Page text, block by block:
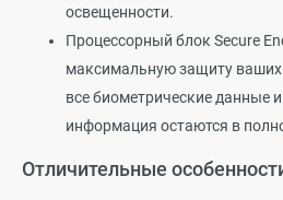
освещенности.
Процессорный блок Secure
максимальную защиту ваших
все биометрические данные
информация остаются в
Отличительные